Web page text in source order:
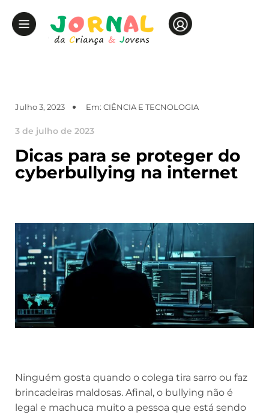
Julho 3, 2023 Em: CIÊNCIA E TECNOLOGIA
3 de julho de 2023
Dicas para se proteger do
cyberbullying na internet
Ninguém gosta quando o colega tira sarro ou faz
brincadeiras maldosas. Afinal, o bullying não é
legal e machuca muito a pessoa que está sendo